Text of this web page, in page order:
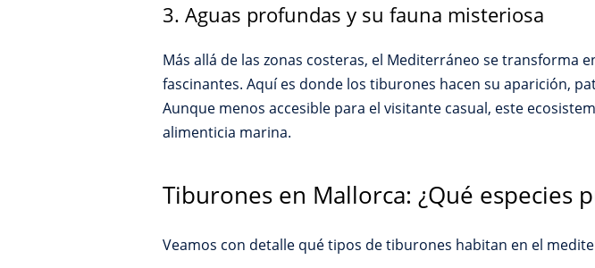
3. Aguas profundas y su fauna misteriosa
Más allá de las zonas costeras, el Mediterráneo se
fascinantes. Aquí es donde los tiburones hacen su aparición,
Aunque menos accesible para el visitante casual, este
alimenticia marina.
Tiburones en Mallorca: ¿Qué especies
Veamos con detalle qué tipos de tiburones habitan en el